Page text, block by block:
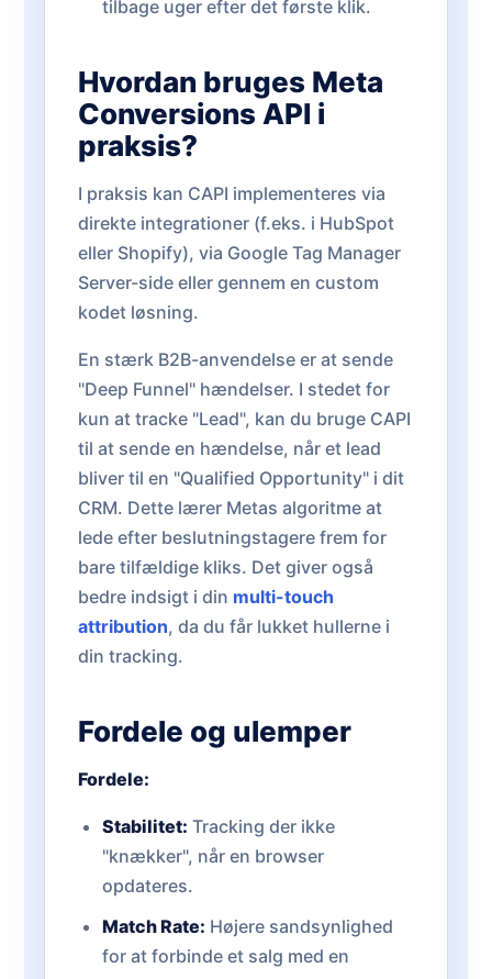
tilbage uger efter det første klik.
Hvordan bruges Meta
Conversions API i
praksis?
I praksis kan CAPI implementeres via
direkte integrationer (f.eks. i HubSpot
eller Shopify), via Google Tag Manager
Server-side eller gennem en custom
kodet løsning.
En stærk B2B-anvendelse er at sende
"Deep Funnel" hændelser. I stedet for
kun at tracke "Lead", kan du bruge CAPI
til at sende en hændelse, når et lead
bliver til en "Qualified Opportunity" i dit
CRM. Dette lærer Metas algoritme at
lede efter beslutningstagere frem for
bare tilfældige kliks. Det giver også
bedre indsigt i din multi-touch
attribution, da du får lukket hullerne i
din tracking.
Fordele og ulemper
Fordele:
Stabilitet: Tracking der ikke
"knækker", når en browser
opdateres.
Match Rate: Højere sandsynlighed
for at forbinde et salg med en